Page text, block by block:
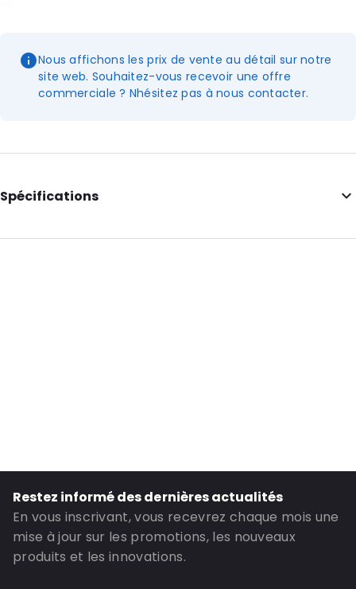
Nous affichons les prix de vente au détail sur notre
site web. Souhaitez-vous recevoir une offre
commerciale ? Nhésitez pas à nous contacter.
Spécifications
Longueur intérieure: 430
Restez informé des dernières actualités
En vous inscrivant, vous recevrez chaque mois une
mise à jour sur les promotions, les nouveaux
produits et les innovations.